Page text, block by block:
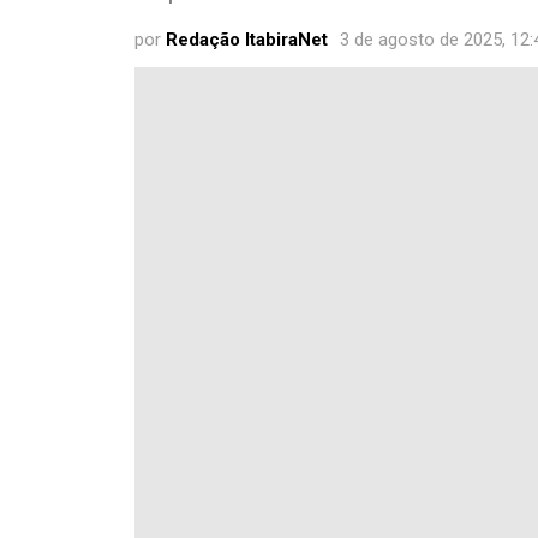
por Redação ItabiraNet 3 de agosto de 2025,